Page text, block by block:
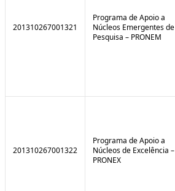
201310267001321
Programa de Apoio a
Núcleos Emergentes de
Pesquisa – PRONEM
201310267001322
Programa de Apoio a
Núcleos de Excelência –
PRONEX